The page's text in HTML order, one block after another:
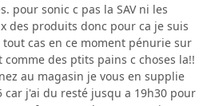
pour sonic c pas la SAV ni les
des produits donc pour ca je suis
cas en ce moment pénurie sur
des ptits pains c choses la!!
au magasin je vous en supplie
car j'ai du resté jusqu a 19h30 pour